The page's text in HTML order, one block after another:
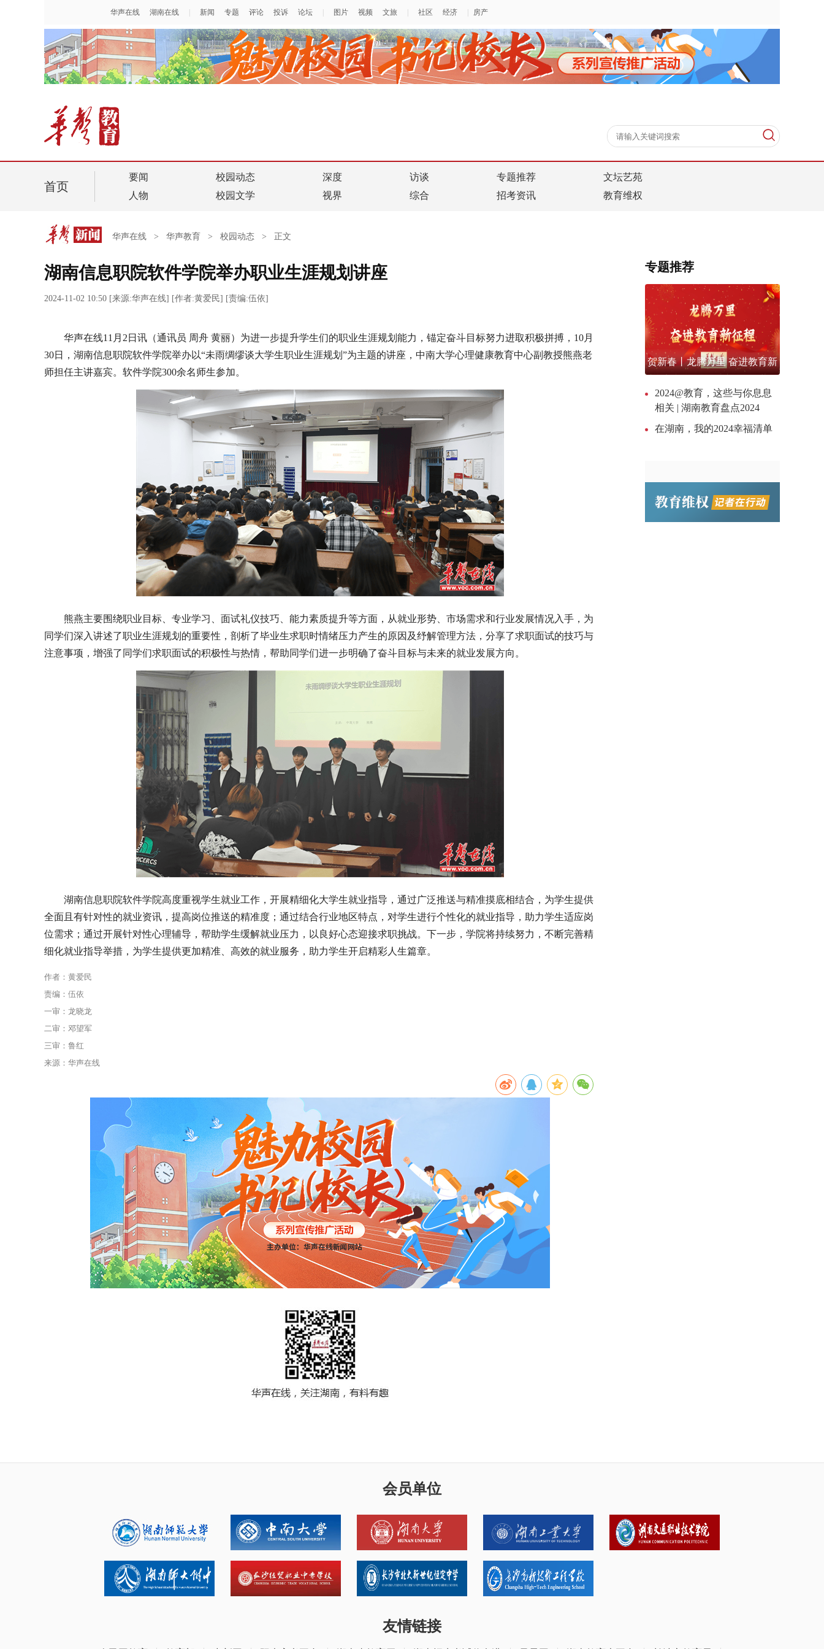
首页
要闻 校园动态 深度 访谈 专题推荐
文坛艺苑
人物
校园文学 视界 综合 招考资讯 教育维权
华声在线 > 华声教育 > 校园动态 > 正文
湖南信息职院软件学院举办职业生涯规划讲座
2024-11-02 10:50 [来源:华声在线] [作者:黄爱民] [责编:伍依]
华声在线11月2日讯（通讯员 周舟 黄丽）为进一步提升学生们的职业生涯规划能力，锚定奋斗目标努力进取积极拼搏，10月
30日，湖南信息职院软件学院举办以“未雨绸缪谈大学生职业生涯规划”为主题的讲座，中南大学心理健康教育中心副教授熊燕老
师担任主讲嘉宾。软件学院300余名师生参加。
熊燕主要围绕职业目标、专业学习、面试礼仪技巧、能力素质提升等方面，从就业形势、市场需求和行业发展情况入手，为
同学们深入讲述了职业生涯规划的重要性，剖析了毕业生求职时情绪压力产生的原因及纾解管理方法，分享了求职面试的技巧与
注意事项，增强了同学们求职面试的积极性与热情，帮助同学们进一步明确了奋斗目标与未来的就业发展方向。
湖南信息职院软件学院高度重视学生就业工作，开展精细化大学生就业指导，通过广泛推送与精准摸底相结合，为学生提供
全面且有针对性的就业资讯，提高岗位推送的精准度；通过结合行业地区特点，对学生进行个性化的就业指导，助力学生适应岗
位需求；通过开展针对性心理辅导，帮助学生缓解就业压力，以良好心态迎接求职挑战。下一步，学院将持续努力，不断完善精
细化就业指导举措，为学生提供更加精准、高效的就业服务，助力学生开启精彩人生篇章。
作者：黄爱民
责编：伍依
一审：龙晓龙
二审：邓望军
三审：鲁红
来源：华声在线
专题推荐
贺新春丨龙腾万里 奋进教育新
征程
2024@教育，这些与你息息
相关 | 湖南教育盘点2024
在湖南，我的2024幸福清单
会员单位
友情链接